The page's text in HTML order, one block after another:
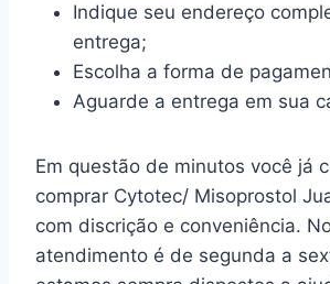
Indique seu endereço
entrega;
Escolha a forma de
Aguarde a entrega em sua
Em questão de minutos você já
comprar Cytotec/ Misoprostol
com discrição e conveniência.
atendimento é de segunda a